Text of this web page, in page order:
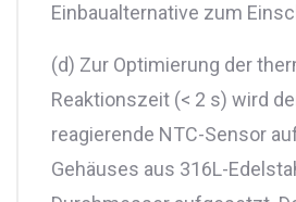
Einbaualternative zum
(d) Zur Optimierung der
Reaktionszeit (< 2 s) wird
reagierende NTC-Sensor
Gehäuses aus 316L-